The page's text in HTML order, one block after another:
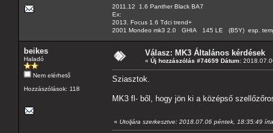
2011.12 1.6 Panther Black BA7
Ex:
2013. Focus 1.6 Tdci trend+
2001 Mondeo mk3 2.0 GHIA 145 LE (B5Y) esp.
beikes
Haladó
Nem elérhető
Hozzászólások: 118
Válasz: MK3 Általános kérdések
« Új hozzászólás #74659 Dátum:
Sziasztok.
MK3 fl- ből, hogy jön ki a középső
« Utoljára szerkesztve: 2018.07.06 péntek, 18:35:49